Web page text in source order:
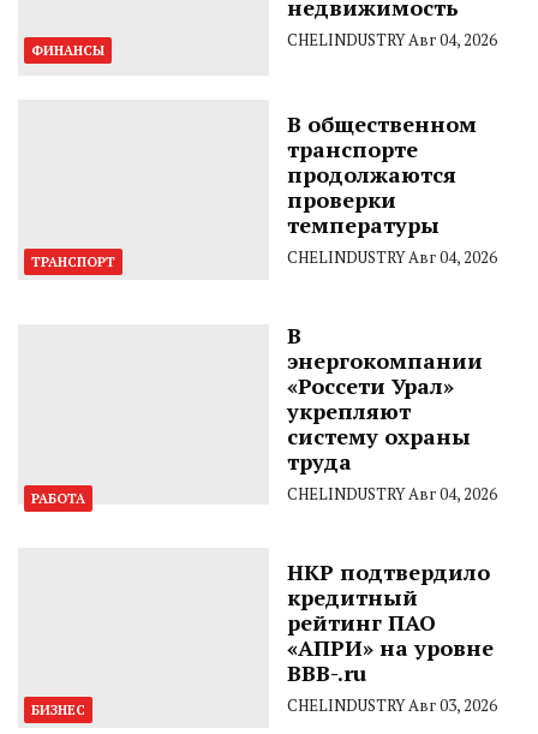
ФИНАНСЫ
недвижимость
CHELINDUSTRYАвг 04, 2026
ТРАНСПОРТ
В общественном
транспорте
продолжаются
проверки
температуры
CHELINDUSTRYАвг 04, 2026
РАБОТА
В
энергокомпании
«Россети Урал»
укрепляют
систему охраны
труда
CHELINDUSTRYАвг 04, 2026
БИЗНЕС
НКР подтвердило
кредитный
рейтинг ПАО
«АПРИ» на уровне
BBB-.ru
CHELINDUSTRYАвг 03, 2026